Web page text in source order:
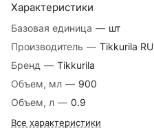
Характеристики
Базовая единица — шт
Производитель — Tikkurila RU
Бренд — Tikkurila
Объем, мл — 900
Объем, л — 0.9
Все характеристики